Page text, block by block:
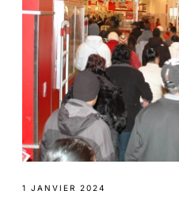
1 JANVIER 2024